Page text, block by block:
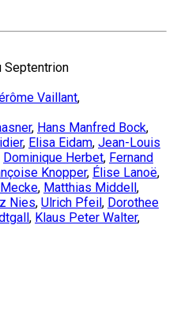
Septentrion
Vaillant,
, Hans Manfred Bock,
, Elisa Eidam, Jean-Louis
Dominique Herbet, Fernand
Knopper, Élise Lanoë,
, Matthias Middell ,
Nies, Ulrich Pfeil , Dorothee
, Klaus Peter Walter,